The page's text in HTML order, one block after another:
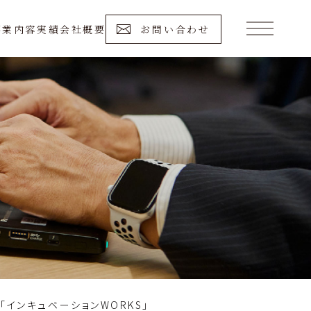
業内容実績会社概要 お問い合わせ
「インキュベーションWORKS」